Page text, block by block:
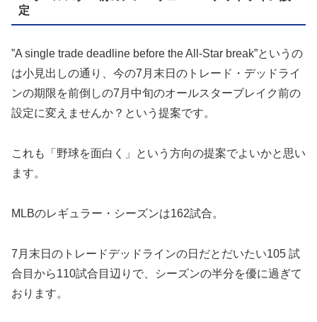
定
”A single trade deadline before the All-Star break”というの
は小見出しの通り、今の7月末日のトレード・デッドライ
ンの期限を前倒しの7月中旬のオールスターブレイク前の
設定に変えませんか？という提案です。
これも「野球を面白く」という方向の提案でよいかと思い
ます。
MLBのレギュラー・シーズンは162試合。
7月末日のトレードデッドラインの日だとだいたい105 試
合目から110試合目辺りで、シーズンの半分を優に過ぎて
おります。